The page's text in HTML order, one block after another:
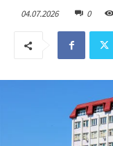
04.07.2026 0